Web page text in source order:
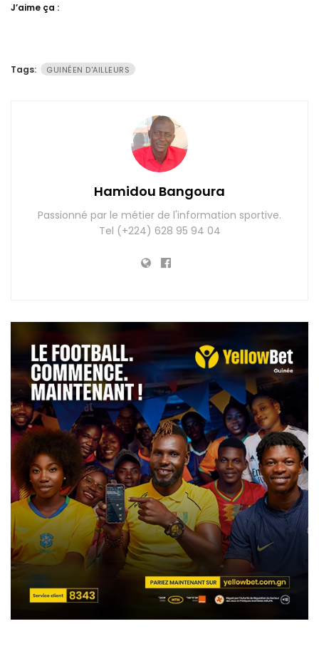
J’aime ça :
Tags: GUINÉEN D'AILLEURS
Hamidou Bangoura
Passionné par le métier de l'information sportive.
Tel (+224) 628 95 94 04